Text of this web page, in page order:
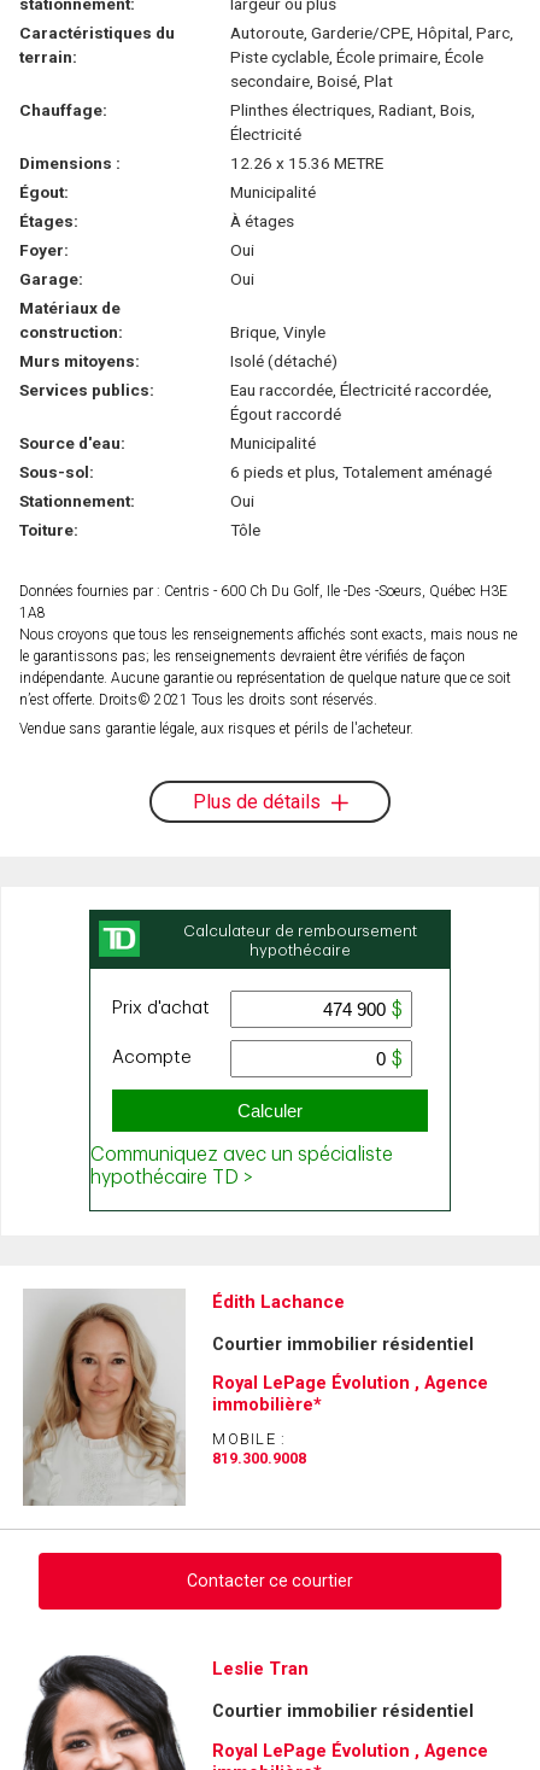
stationnement:
largeur ou plus
Caractéristiques du
terrain:
Autoroute, Garderie/CPE, Hôpital, Parc,
Piste cyclable, École primaire, École
secondaire, Boisé, Plat
Chauffage:
Plinthes électriques, Radiant, Bois,
Électricité
Dimensions :
12.26 x 15.36 METRE
Égout:
Municipalité
Étages:
À étages
Foyer:
Oui
Garage:
Oui
Matériaux de
construction:
Brique, Vinyle
Murs mitoyens:
Isolé (détaché)
Services publics:
Eau raccordée, Électricité raccordée,
Égout raccordé
Source d'eau:
Municipalité
Sous-sol:
6 pieds et plus, Totalement aménagé
Stationnement:
Oui
Toiture:
Tôle
Données fournies par : Centris - 600 Ch Du Golf, Ile -Des -Soeurs, Québec H3E
1A8
Nous croyons que tous les renseignements affichés sont exacts, mais nous ne
le garantissons pas; les renseignements devraient être vérifiés de façon
indépendante. Aucune garantie ou représentation de quelque nature que ce soit
n’est offerte. Droits© 2021 Tous les droits sont réservés.
Vendue sans garantie légale, aux risques et périls de l'acheteur.
Plus de détails
Édith Lachance
Courtier immobilier résidentiel
Royal LePage Évolution , Agence
immobilière*
MOBILE :
819.300.9008
Contacter ce courtier
Demander des infos sur cette inscription
Prénom
et
Nom
Leslie Tran
Courtier immobilier résidentiel
Royal LePage Évolution , Agence